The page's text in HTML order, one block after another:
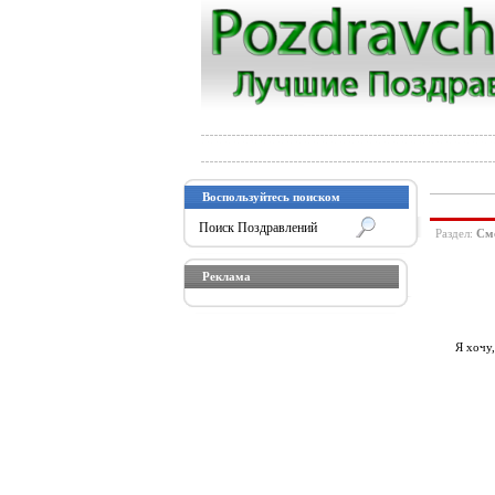
Воспользуйтесь поиском
Реклама
Раздел:
Я